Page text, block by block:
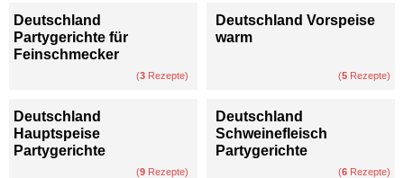
Deutschland
Partygerichte für
Feinschmecker
(3 Rezepte)
Deutschland Vorspeise
warm
(5 Rezepte)
Deutschland
Hauptspeise
Partygerichte
(9 Rezepte)
Deutschland
Schweinefleisch
Partygerichte
(6 Rezepte)